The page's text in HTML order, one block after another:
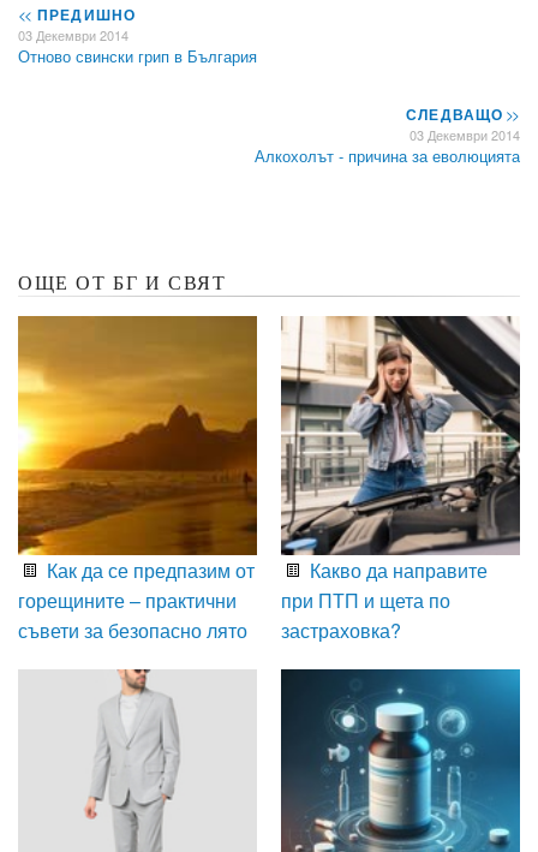
<< ПРЕДИШНО
03 Декември 2014
Отново свински грип в България
СЛЕДВАЩО>>
03 Декември 2014
Алкохолът - причина за еволюцията
ОЩЕ ОТ БГ И СВЯТ
Как да се предпазим от
горещините – практични
съвети за безопасно лято
Какво да направите
при ПТП и щета по
застраховка?